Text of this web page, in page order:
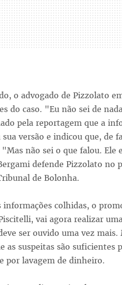
o advogado de Pizzolato
do caso. "Eu não sei de
pela reportagem que a
sua versão e indicou que, de
não sei o que falou. Ele
defende Pizzolato no
de Bolonha.
informações colhidas, o
vai agora realizar
ser ouvido uma vez
as suspeitas são suficientes
por lavagem de dinheiro.